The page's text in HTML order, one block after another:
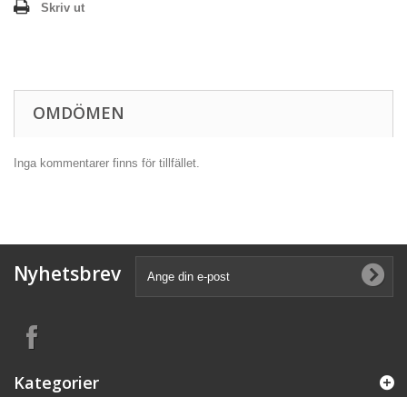
Skriv ut
OMDÖMEN
Inga kommentarer finns för tillfället.
Nyhetsbrev
Kategorier